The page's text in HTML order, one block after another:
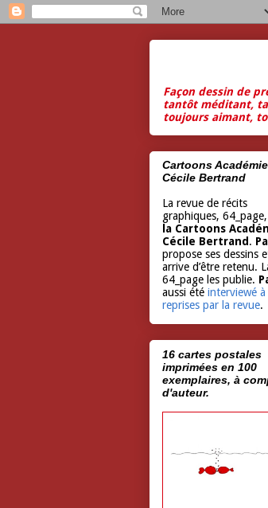
Façon dessin de
tantôt méditant,
toujours aimant,
Cartoons Académie
Cécile Bertrand
La revue de récits
graphiques,
la Cartoons
Cécile Bertrand.
propose ses dessins
arrive d’être retenu.
64_page les publie.
aussi été interviewé
reprises par la revue.
16 cartes postales
imprimées en 100
exemplaires, à
d'auteur.